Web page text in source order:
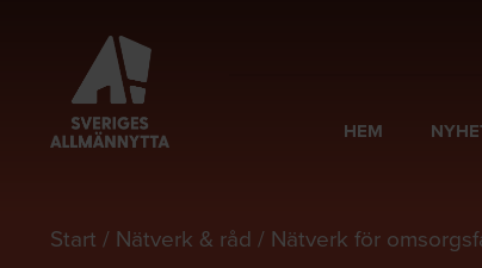
HEM
Start Nätverk & råd Nätverk för